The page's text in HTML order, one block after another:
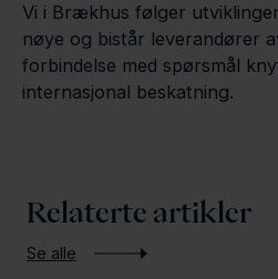
Vi i Brækhus følger
nøye og bistår leverandører
forbindelse med spørsmål
internasjonal beskatning.
Relaterte artikler
Se alle